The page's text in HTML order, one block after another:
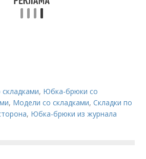
, Юбка-брюки со
, Модели со складками,Складки по
, Юбка-брюки из журнала